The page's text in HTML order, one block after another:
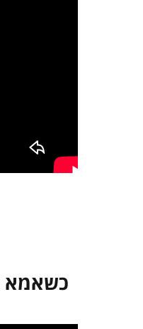
כשאמא